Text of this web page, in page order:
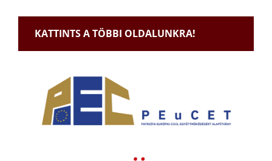
KATTINTS A TÖBBI OLDALUNKRA!